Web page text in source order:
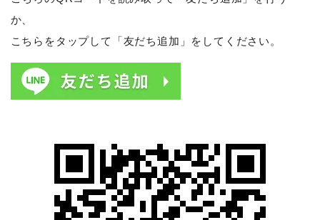
か、
こちらをタップして「友だち追加」をしてください。